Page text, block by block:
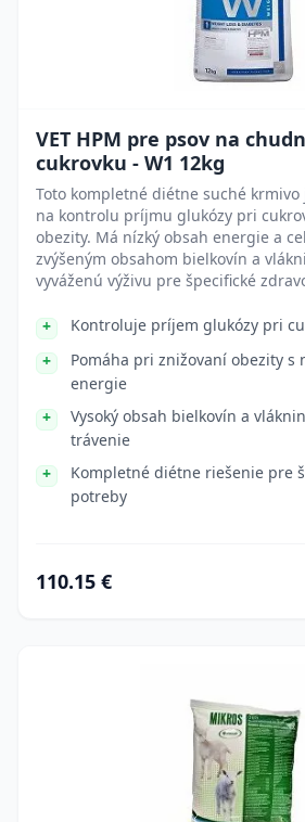
VET HPM pre psov na
cukrovku - W1 12kg
Toto kompletné diétne suché
na kontrolu príjmu glukózy pri
obezity. Má nízký obsah energie a
zvýšeným obsahom bielkovín a
vyváženú výživu pre špecifické
Kontroluje príjem glukózy pri
Pomáha pri znižovaní obezity s
energie
Vysoký obsah bielkovín a
trávenie
Kompletné diétne riešenie pre
potreby
110.15 €